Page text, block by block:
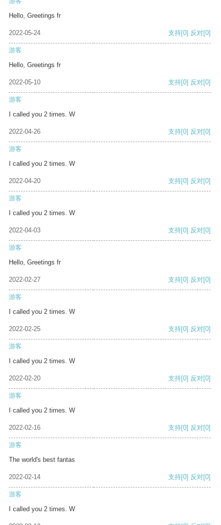
Hello, Greetings fr
2022-05-24 支持[0] 反对[0]
游客
Hello, Greetings fr
2022-05-10 支持[0] 反对[0]
游客
I called you 2 times. W
2022-04-26 支持[0] 反对[0]
游客
I called you 2 times. W
2022-04-20 支持[0] 反对[0]
游客
I called you 2 times. W
2022-04-03 支持[0] 反对[0]
游客
Hello, Greetings fr
2022-02-27 支持[0] 反对[0]
游客
I called you 2 times. W
2022-02-25 支持[0] 反对[0]
游客
I called you 2 times. W
2022-02-20 支持[0] 反对[0]
游客
I called you 2 times. W
2022-02-16 支持[0] 反对[0]
游客
The world's best fantas
2022-02-14 支持[0] 反对[0]
游客
I called you 2 times. W